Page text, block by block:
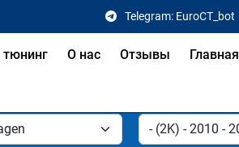
Telegram: EuroCT_bot
тюнинг О нас Отзывы Главная